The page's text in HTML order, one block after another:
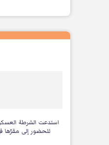
استدعت الشرطة
للحضور إلى مقرّها